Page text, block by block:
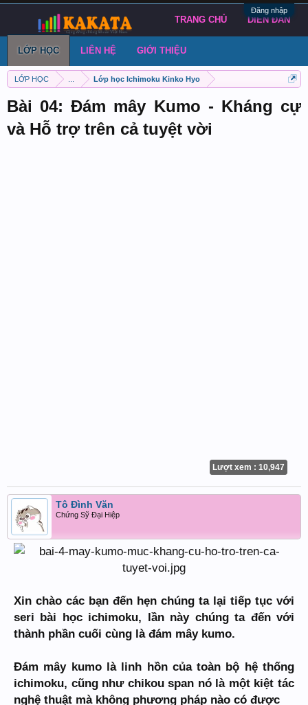
Đăng nhập
LỚP HỌC Lớp học Ichimoku Kinko Hyo
Bài 04: Đám mây Kumo - Kháng cự
và Hỗ trợ trên cả tuyệt vời
Lượt xem : 10,947
Tô Đình Văn
Chứng Sỹ Đại Hiệp
Xin chào các bạn đến hẹn chúng ta lại tiếp tục với
seri bài học ichimoku, lần này chúng ta đến với
thành phần cuối cùng là đám mây kumo.
Đám mây kumo là linh hồn của toàn bộ hệ thống
ichimoku, cũng như chikou span nó là một kiệt tác
nghệ thuật mà không phương pháp nào có được
TRANG CHỦ DIỄN ĐÀN
LỚP HỌC LIÊN HỆ GIỚI THIỆU